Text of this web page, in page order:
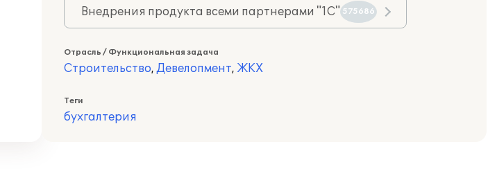
Внедрения продукта всеми партнерами "1С" 575686
Отрасль / Функциональная задача
Строительство, Девелопмент, ЖКХ
Теги
бухгалтерия